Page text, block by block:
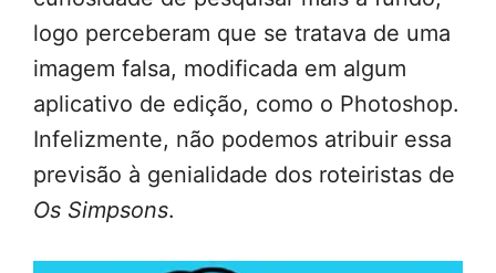
logo perceberam que se tratava de uma
imagem falsa, modificada em algum
aplicativo de edição, como o Photoshop.
Infelizmente, não podemos atribuir essa
previsão à genialidade dos roteiristas de
Os Simpsons.